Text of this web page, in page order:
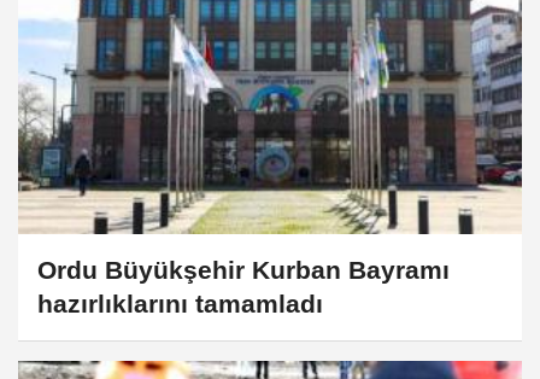
Ordu Büyükşehir Kurban Bayramı
hazırlıklarını tamamladı